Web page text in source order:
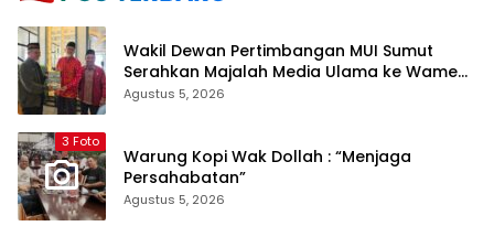
Wakil Dewan Pertimbangan MUI Sumut
Serahkan Majalah Media Ulama ke Wamen
dan Ketum PP Persis di Balige
Agustus 5, 2026
3 Foto
Warung Kopi Wak Dollah : “Menjaga
Persahabatan”
Agustus 5, 2026